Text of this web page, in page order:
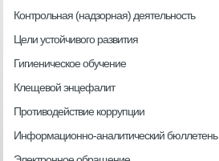
Контрольная (надзорная) деятельность
Цели устойчивого развития
Гигиеническое обучение
Клещевой энцефалит
Противодействие коррупции
Информационно-аналитический бюллетень